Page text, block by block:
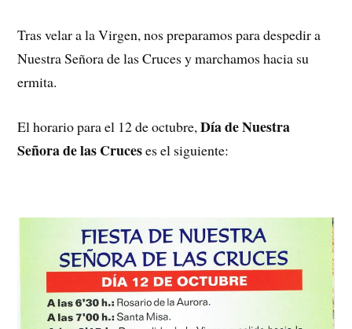
Tras velar a la Virgen, nos preparamos para despedir a
Nuestra Señora de las Cruces y marchamos hacia su
ermita.
El horario para el 12 de octubre,Día de Nuestra
Señora de las Cruceses el siguiente: